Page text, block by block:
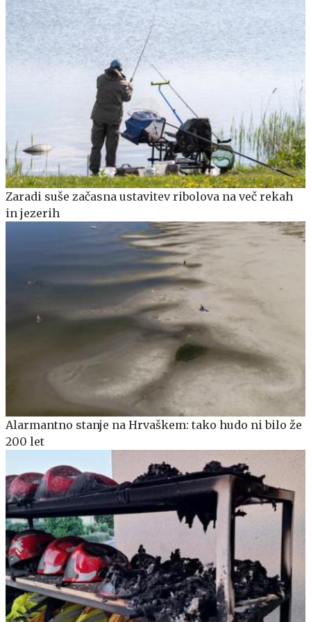
Zaradi suše začasna ustavitev ribolova na več rekah
in jezerih
Alarmantno stanje na Hrvaškem: tako hudo ni bilo že
200 let